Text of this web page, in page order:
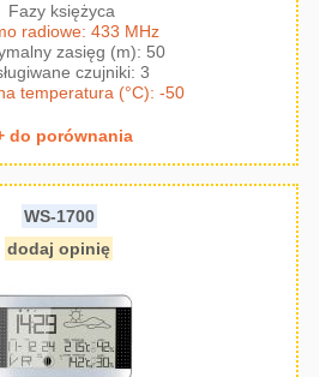
Fazy księżyca
radiowe: 433 MHz
zasięg (m): 50
czujniki: 3
temperatura (°C): -50
do porównania
WS-1700
dodaj opinię